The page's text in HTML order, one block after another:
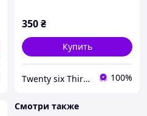
350₴
Купить
Twenty six Thirty eight 100%
Смотри также